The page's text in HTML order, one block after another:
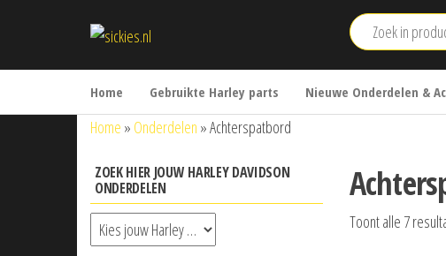
Home Gebruikte Harley parts Nieuwe Onderdelen &
Home » Onderdelen »Achterspatbord
Toont alle 7
ZOEK HIER JOUW HARLEY DAVIDSON
ONDERDELEN